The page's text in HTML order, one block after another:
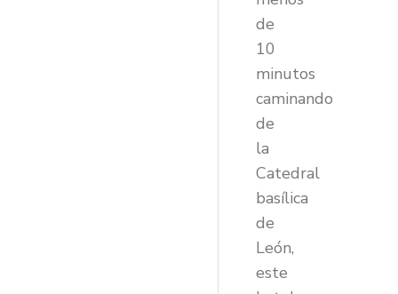
de
10
minutos
caminando
de
la
Catedral
basílica
de
León,
este